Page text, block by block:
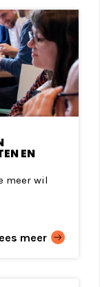
EN
meer wil
meer